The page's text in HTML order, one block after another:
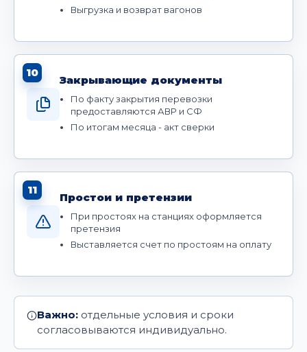
Выгрузка и возврат вагонов
10
Закрывающие документы
По факту закрытия перевозки
предоставляются АВР и СФ
По итогам месяца - акт сверки
11
Простои и претензии
При простоях на станциях оформляется
претензия
Выставляется счет по простоям на оплату
Важно: отдельные условия и сроки
согласовываются индивидуально.